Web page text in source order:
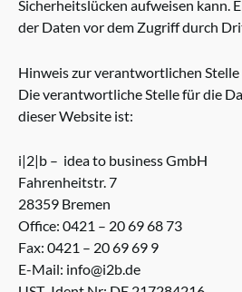
Sicherheitslücken aufweisen kann.
der Daten vor dem Zugriff durch
Hinweis zur verantwortlichen Stelle
Die verantwortliche Stelle für die
dieser Website ist:
i|2|b – idea to business GmbH
Fahrenheitstr. 7
28359 Bremen
Office: 0421 – 20 69 68 73
Fax: 0421 – 20 69 69 9
E-Mail: info@i2b.de